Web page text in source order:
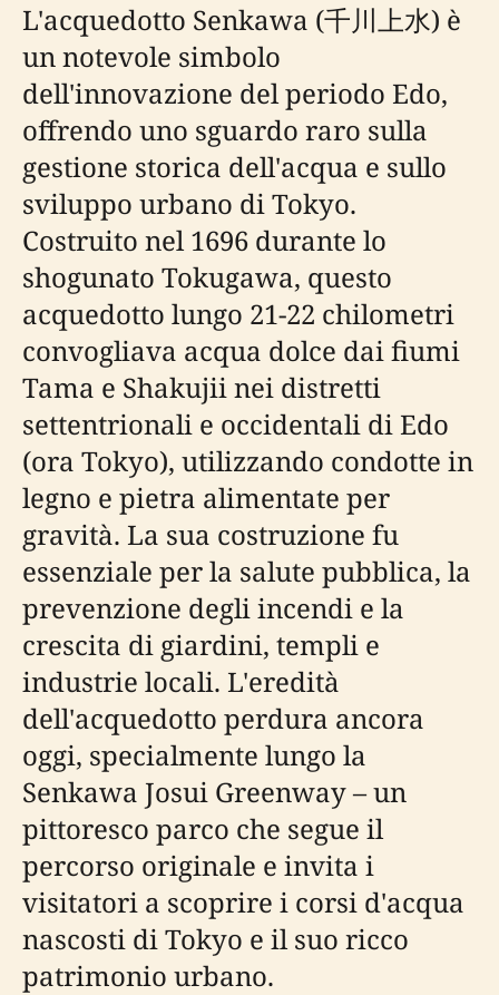
L'acquedotto Senkawa (千川上水) è
un notevole simbolo
dell'innovazione del periodo Edo,
offrendo uno sguardo raro sulla
gestione storica dell'acqua e sullo
sviluppo urbano di Tokyo.
Costruito nel 1696 durante lo
shogunato Tokugawa, questo
acquedotto lungo 21-22 chilometri
convogliava acqua dolce dai fiumi
Tama e Shakujii nei distretti
settentrionali e occidentali di Edo
(ora Tokyo), utilizzando condotte in
legno e pietra alimentate per
gravità. La sua costruzione fu
essenziale per la salute pubblica, la
prevenzione degli incendi e la
crescita di giardini, templi e
industrie locali. L'eredità
dell'acquedotto perdura ancora
oggi, specialmente lungo la
Senkawa Josui Greenway – un
pittoresco parco che segue il
percorso originale e invita i
visitatori a scoprire i corsi d'acqua
nascosti di Tokyo e il suo ricco
patrimonio urbano.